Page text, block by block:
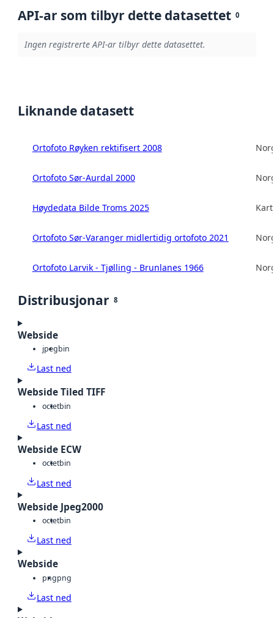
API-ar som tilbyr dette datasettet 0
Ingen registrerte API-ar tilbyr dette datasettet.
Liknande datasett
Ortofoto Røyken rektifisert 2008
Ortofoto Sør-Aurdal 2000
Høydedata Bilde Troms 2025
Ortofoto Sør-Varanger midlertidig ortofoto 2021
Ortofoto Larvik - Tjølling - Brunlanes 1966
Distribusjonar 8
Webside
jpegbin
Last ned
Webside Tiled TIFF
octetbin
Last ned
Webside ECW
octetbin
Last ned
Webside Jpeg2000
octetbin
Last ned
Webside
pngpng
Last ned